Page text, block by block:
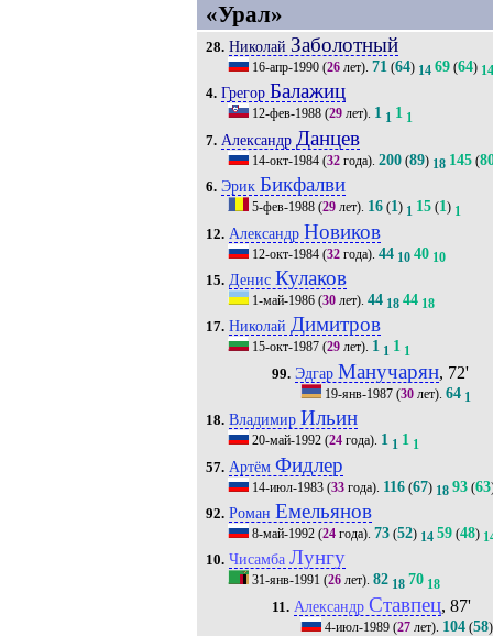
«Урал»
28. Николай Заболотный
16-апр-1990(26лет). 71(64) 14 69(64) 14
4. Грегор Балажиц
12-фев-1988(29лет). 1 1 1 1
7. Александр Данцев
14-окт-1984(32года). 200(89) 18 145(
6. Эрик Бикфалви
5-фев-1988(29лет). 16(1) 1 15(1) 1
12. Александр Новиков
12-окт-1984(32года). 44 10 40 10
15. Денис Кулаков
1-май-1986(30лет). 44 18 44 18
17. Николай Димитров
15-окт-1987(29лет). 1 1 1 1
99. Эдгар Манучарян, 72'
19-янв-1987 (30 лет).64 1
18. Владимир Ильин
20-май-1992(24года). 1 1 1 1
57. Артём Фидлер
14-июл-1983(33года). 116(67) 18 93(63
92. Роман Емельянов
8-май-1992(24года). 73(52) 14 59(48)
10. Чисамба Лунгу
31-янв-1991 (26лет). 82 18 70 18
11. Александр Ставпец, 87'
4-июл-1989 (27 лет). 104 (58)